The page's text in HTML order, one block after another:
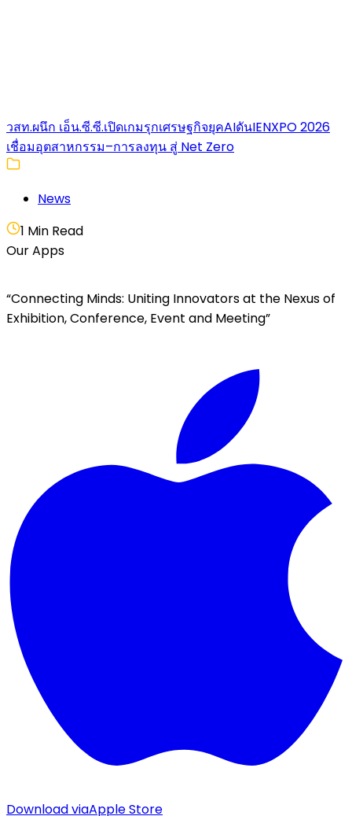
วสท.ผนึก เอ็น.ซี.ซี.เปิดเกมรุกเศรษฐกิจยุคAIดันIENXPO 2026
เชื่อมอุตสาหกรรม–การลงทุน สู่ Net Zero
News
1 Min Read
Our Apps
“Connecting Minds: Uniting Innovators at the Nexus of
Exhibition, Conference, Event and Meeting”
Download viaApple Store